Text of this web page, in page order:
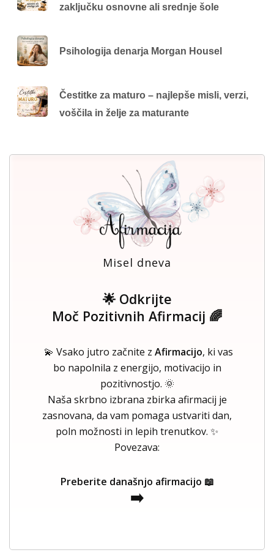
zaključku osnovne ali srednje šole
Psihologija denarja Morgan Housel
Čestitke za maturo – najlepše misli, verzi,
voščila in želje za maturante
Misel dneva
🌟 Odkrijte
Moč Pozitivnih Afirmacij 🌈
💫 Vsako jutro začnite z Afirmacijo, ki vas
bo napolnila z energijo, motivacijo in
pozitivnostjo. 🌞
Naša skrbno izbrana zbirka afirmacij je
zasnovana, da vam pomaga ustvariti dan,
poln možnosti in lepih trenutkov. ✨
Povezava:
Preberite današnjo afirmacijo 📖
➡️